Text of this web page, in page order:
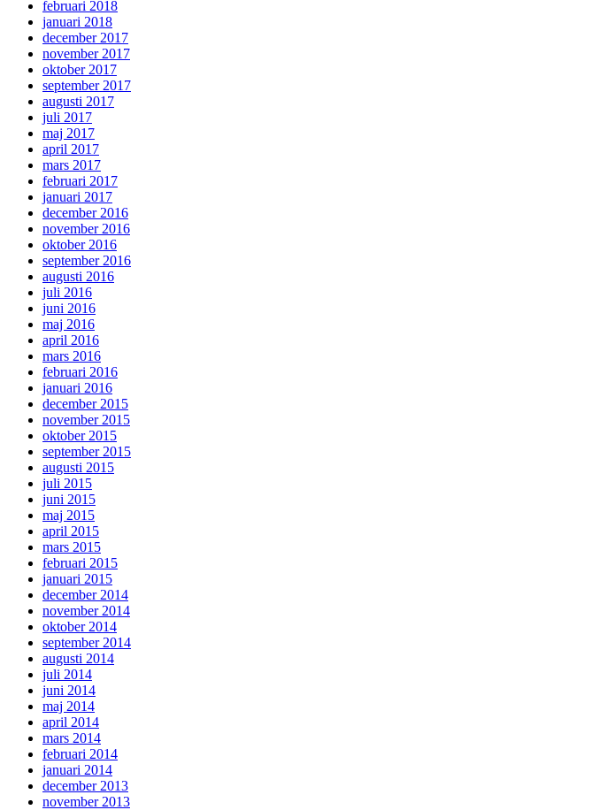
februari 2018
januari 2018
december 2017
november 2017
oktober 2017
september 2017
augusti 2017
juli 2017
maj 2017
april 2017
mars 2017
februari 2017
januari 2017
december 2016
november 2016
oktober 2016
september 2016
augusti 2016
juli 2016
juni 2016
maj 2016
april 2016
mars 2016
februari 2016
januari 2016
december 2015
november 2015
oktober 2015
september 2015
augusti 2015
juli 2015
juni 2015
maj 2015
april 2015
mars 2015
februari 2015
januari 2015
december 2014
november 2014
oktober 2014
september 2014
augusti 2014
juli 2014
juni 2014
maj 2014
april 2014
mars 2014
februari 2014
januari 2014
december 2013
november 2013